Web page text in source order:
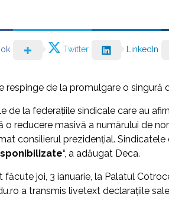
Twitter LinkedIn
respinge de la promulgare o
de la federațiile sindicale care au
o reducere masivă a numărului de
consilierul prezidențial.
“, a adăugat Deca.
făcute joi, 3 ianuarie, la Palatul
a transmis livetext declarațiile